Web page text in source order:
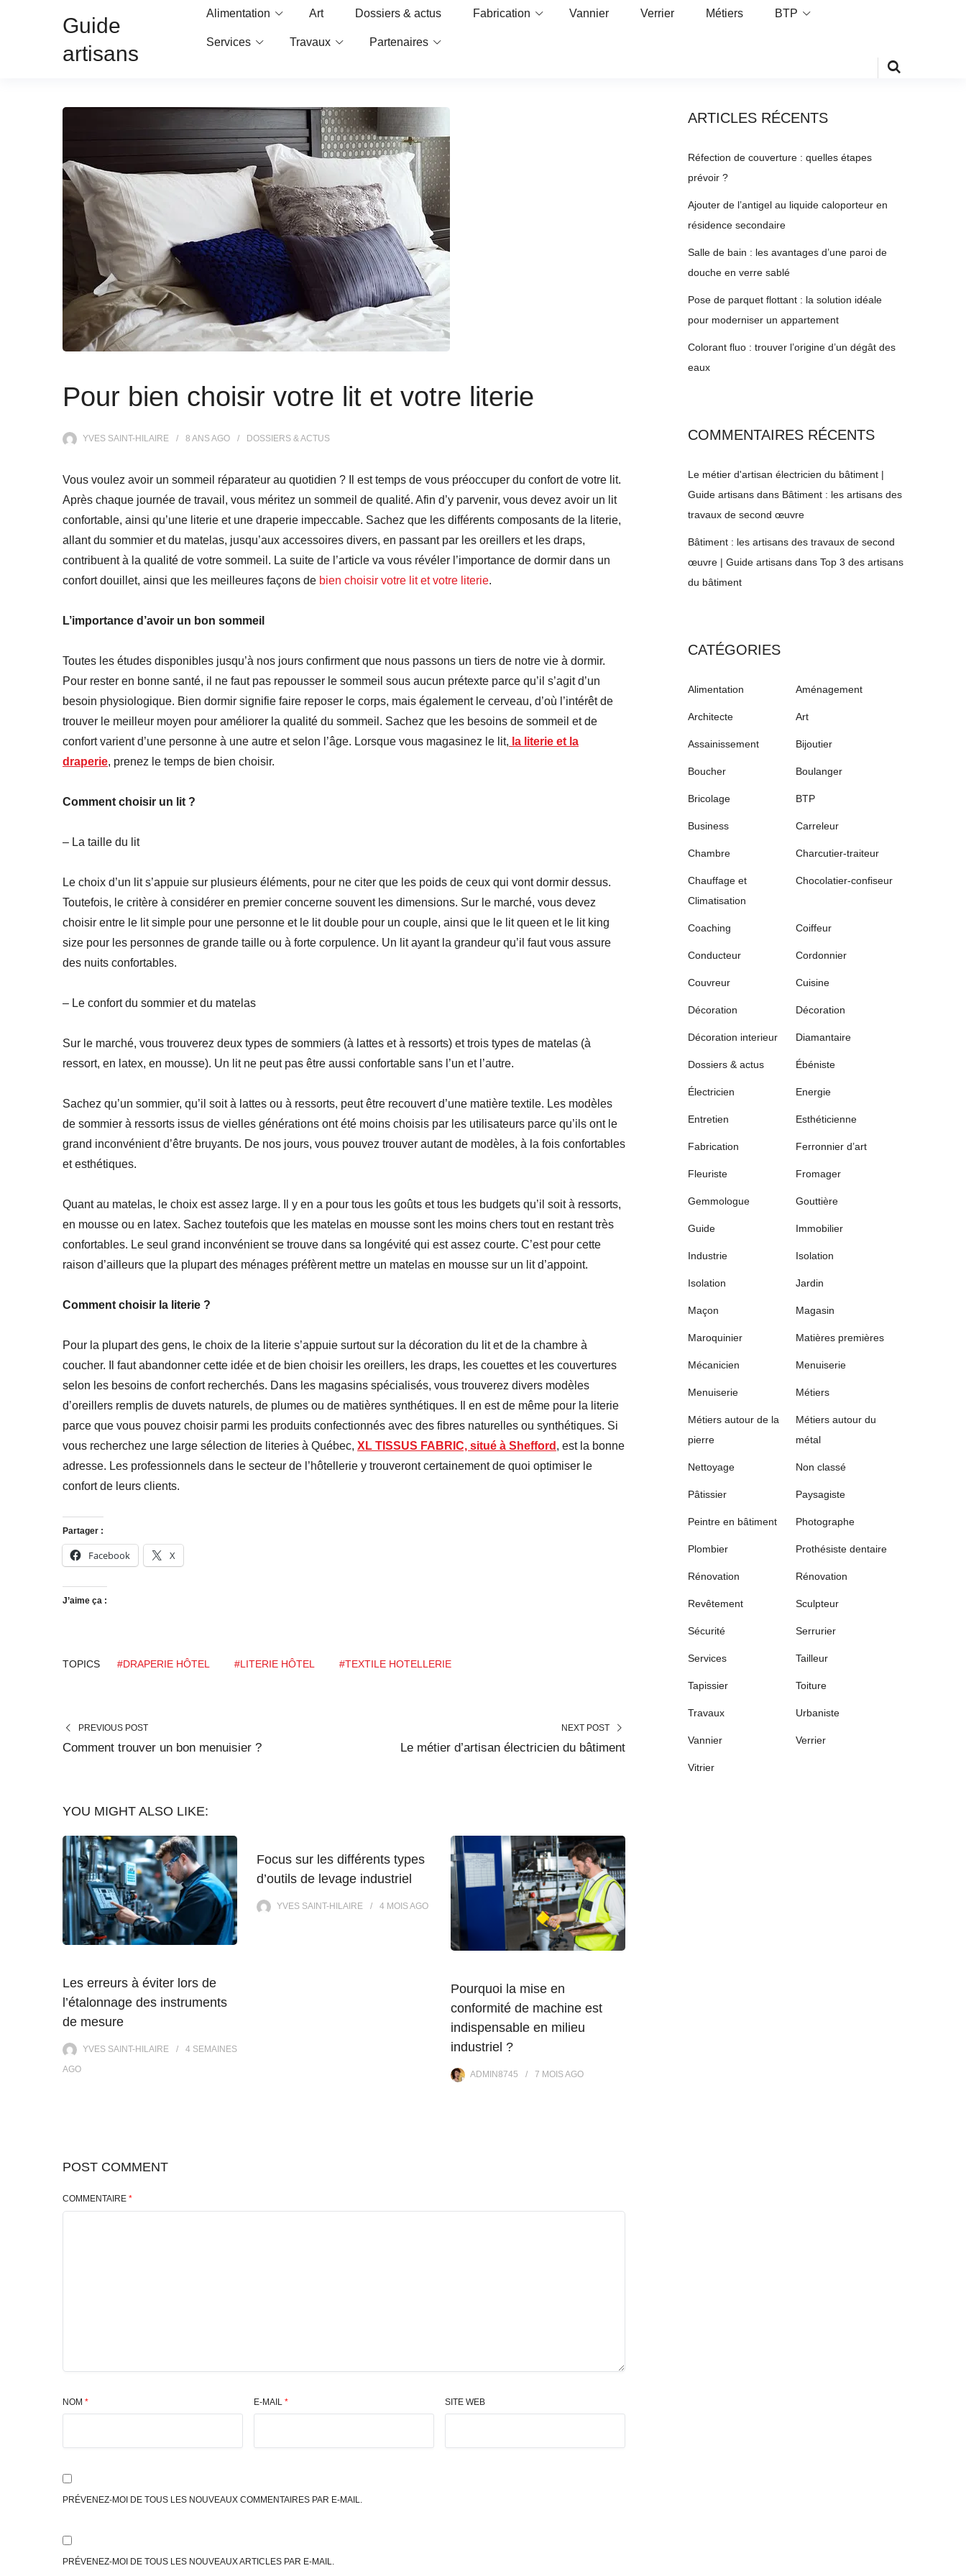
Guide
artisans
Alimentation Art Dossiers & actus Fabrication Vannier Verrier Métiers BTP
Services Travaux Partenaires
Pour bien choisir votre lit et votre literie
YVES SAINT-HILAIRE 8 ANSAGO DOSSIERS & ACTUS
Vous voulez avoir un sommeil réparateur au quotidien ? Il est temps de vous préoccuper du confort de votre lit.
Après chaque journée de travail, vous méritez un sommeil de qualité. Afin d’y parvenir, vous devez avoir un lit
confortable, ainsi qu’une literie et une draperie impeccable. Sachez que les différents composants de la literie,
allant du sommier et du matelas, jusqu’aux accessoires divers, en passant par les oreillers et les draps,
contribuent à la qualité de votre sommeil. La suite de l’article va vous révéler l’importance de dormir dans un
confort douillet, ainsi que les meilleures façons de bien choisir votre lit et votre literie.
L’importance d’avoir un bon sommeil
Toutes les études disponibles jusqu’à nos jours confirment que nous passons un tiers de notre vie à dormir.
Pour rester en bonne santé, il ne faut pas repousser le sommeil sous aucun prétexte parce qu’il s’agit d’un
besoin physiologique. Bien dormir signifie faire reposer le corps, mais également le cerveau, d’où l’intérêt de
trouver le meilleur moyen pour améliorer la qualité du sommeil. Sachez que les besoins de sommeil et de
confort varient d’une personne à une autre et selon l’âge. Lorsque vous magasinez le lit, la literie et la
draperie, prenez le temps de bien choisir.
Comment choisir un lit ?
– La taille du lit
Le choix d’un lit s’appuie sur plusieurs éléments, pour ne citer que les poids de ceux qui vont dormir dessus.
Toutefois, le critère à considérer en premier concerne souvent les dimensions. Sur le marché, vous devez
choisir entre le lit simple pour une personne et le lit double pour un couple, ainsi que le lit queen et le lit king
size pour les personnes de grande taille ou à forte corpulence. Un lit ayant la grandeur qu’il faut vous assure
des nuits confortables.
– Le confort du sommier et du matelas
Sur le marché, vous trouverez deux types de sommiers (à lattes et à ressorts) et trois types de matelas (à
ressort, en latex, en mousse). Un lit ne peut pas être aussi confortable sans l’un et l’autre.
Sachez qu’un sommier, qu’il soit à lattes ou à ressorts, peut être recouvert d’une matière textile. Les modèles
de sommier à ressorts issus de vielles générations ont été moins choisis par les utilisateurs parce qu’ils ont le
grand inconvénient d’être bruyants. De nos jours, vous pouvez trouver autant de modèles, à la fois confortables
et esthétiques.
Quant au matelas, le choix est assez large. Il y en a pour tous les goûts et tous les budgets qu’il soit à ressorts,
en mousse ou en latex. Sachez toutefois que les matelas en mousse sont les moins chers tout en restant très
confortables. Le seul grand inconvénient se trouve dans sa longévité qui est assez courte. C’est pour cette
raison d’ailleurs que la plupart des ménages préfèrent mettre un matelas en mousse sur un lit d’appoint.
Comment choisir la literie ?
Pour la plupart des gens, le choix de la literie s’appuie surtout sur la décoration du lit et de la chambre à
coucher. Il faut abandonner cette idée et de bien choisir les oreillers, les draps, les couettes et les couvertures
selon les besoins de confort recherchés. Dans les magasins spécialisés, vous trouverez divers modèles
d’oreillers remplis de duvets naturels, de plumes ou de matières synthétiques. Il en est de même pour la literie
parce que vous pouvez choisir parmi les produits confectionnés avec des fibres naturelles ou synthétiques. Si
vous recherchez une large sélection de literies à Québec, XL TISSUS FABRIC, situé à Shefford , est la bonne
adresse. Les professionnels dans le secteur de l’hôtellerie y trouveront certainement de quoi optimiser le
confort de leurs clients.
Partager :
Facebook X
J’aime ça :
TOPICS #DRAPERIE HÔTEL #LITERIE HÔTEL #TEXTILE HOTELLERIE
PREVIOUS POST
Comment trouver un bon menuisier ?
NEXT POST
Le métier d’artisan électricien du bâtiment
YOU MIGHT ALSO LIKE:
Les erreurs à éviter lors de
l’étalonnage des instruments
de mesure
YVES SAINT-HILAIRE
4 SEMAINES
AGO
Focus sur les différents types
d’outils de levage industriel
YVES SAINT-HILAIRE 4 MOISAGO
Pourquoi la mise en
conformité de machine est
indispensable en milieu
industriel ?
ADMIN8745 7 MOISAGO
POST COMMENT
COMMENTAIRE *
NOM * E-MAIL* SITE WEB
PRÉVENEZ-MOI DE TOUS LES NOUVEAUX COMMENTAIRES PAR E-MAIL.
PRÉVENEZ-MOI DE TOUS LES NOUVEAUX ARTICLES PAR E-MAIL.
ARTICLES RÉCENTS
Réfection de couverture : quelles étapes
prévoir ?
Ajouter de l’antigel au liquide caloporteur en
résidence secondaire
Salle de bain : les avantages d’une paroi de
douche en verre sablé
Pose de parquet flottant : la solution idéale
pour moderniser un appartement
Colorant fluo : trouver l’origine d’un dégât des
eaux
COMMENTAIRES RÉCENTS
Le métier d'artisan électricien du bâtiment |
Guide artisans dans Bâtiment : les artisans des
travaux de second œuvre
Bâtiment : les artisans des travaux de second
œuvre | Guide artisans dans Top 3 des artisans
du bâtiment
CATÉGORIES
Alimentation Aménagement
Architecte Art
Assainissement Bijoutier
Boucher Boulanger
Bricolage BTP
Business Carreleur
Chambre Charcutier-traiteur
Chauffage et
Climatisation
Chocolatier-confiseur
Coaching Coiffeur
Conducteur Cordonnier
Couvreur Cuisine
Décoration Décoration
Décoration interieur Diamantaire
Dossiers & actus Ébéniste
Électricien Energie
Entretien Esthéticienne
Fabrication Ferronnier d’art
Fleuriste Fromager
Gemmologue Gouttière
Guide Immobilier
Industrie Isolation
Isolation Jardin
Maçon Magasin
Maroquinier Matières premières
Mécanicien Menuiserie
Menuiserie Métiers
Métiers autour de la
pierre
Métiers autour du
métal
Nettoyage Non classé
Pâtissier Paysagiste
Peintre en bâtiment Photographe
Plombier Prothésiste dentaire
Rénovation Rénovation
Revêtement Sculpteur
Sécurité Serrurier
Services Tailleur
Tapissier Toiture
Travaux Urbaniste
Vannier Verrier
Vitrier